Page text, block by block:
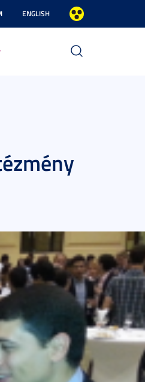
ENGLISH